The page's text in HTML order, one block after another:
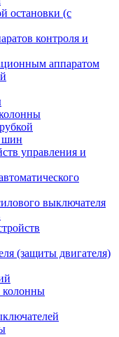
остановки (с
контроля и
аппаратом
шин
управления и
выключателя
(защиты двигателя)
колонны